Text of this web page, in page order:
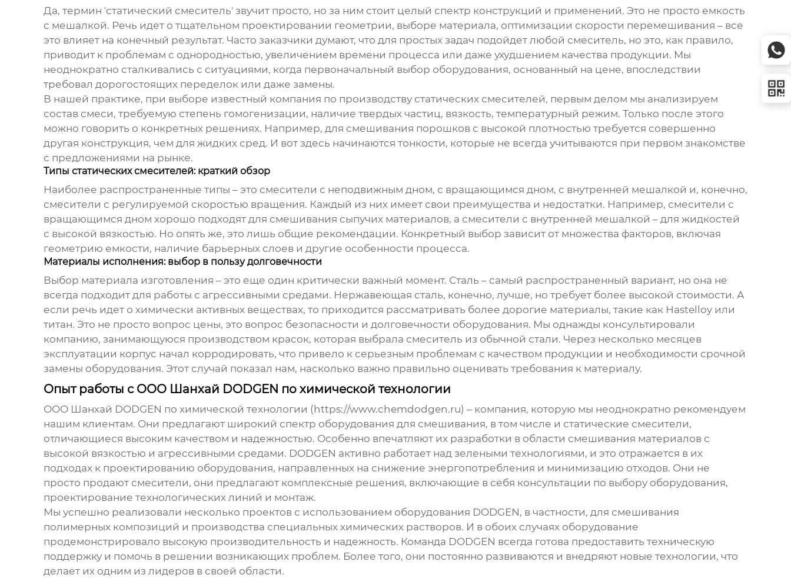
Да, термин 'статический смеситель' звучит просто, но за ним стоит целый спектр конструкций и применений. Это не просто емкость
с мешалкой. Речь идет о тщательном проектировании геометрии, выборе материала, оптимизации скорости перемешивания – все
это влияет на конечный результат. Часто заказчики думают, что для простых задач подойдет любой смеситель, но это, как правило,
приводит к проблемам с однородностью, увеличением времени процесса или даже ухудшением качества продукции. Мы
неоднократно сталкивались с ситуациями, когда первоначальный выбор оборудования, основанный на цене, впоследствии
требовал дорогостоящих переделок или даже замены.
В нашей практике, при выборе известный компания по производству статических смесителей, первым делом мы анализируем
состав смеси, требуемую степень гомогенизации, наличие твердых частиц, вязкость, температурный режим. Только после этого
можно говорить о конкретных решениях. Например, для смешивания порошков с высокой плотностью требуется совершенно
другая конструкция, чем для жидких сред. И вот здесь начинаются тонкости, которые не всегда учитываются при первом знакомстве
с предложениями на рынке.
Типы статических смесителей: краткий обзор
Наиболее распространенные типы – это смесители с неподвижным дном, с вращающимся дном, с внутренней мешалкой и, конечно,
смесители с регулируемой скоростью вращения. Каждый из них имеет свои преимущества и недостатки. Например, смесители с
вращающимся дном хорошо подходят для смешивания сыпучих материалов, а смесители с внутренней мешалкой – для жидкостей
с высокой вязкостью. Но опять же, это лишь общие рекомендации. Конкретный выбор зависит от множества факторов, включая
геометрию емкости, наличие барьерных слоев и другие особенности процесса.
Материалы исполнения: выбор в пользу долговечности
Выбор материала изготовления – это еще один критически важный момент. Сталь – самый распространенный вариант, но она не
всегда подходит для работы с агрессивными средами. Нержавеющая сталь, конечно, лучше, но требует более высокой стоимости. А
если речь идет о химически активных веществах, то приходится рассматривать более дорогие материалы, такие как Hastelloy или
титан. Это не просто вопрос цены, это вопрос безопасности и долговечности оборудования. Мы однажды консультировали
компанию, занимающуюся производством красок, которая выбрала смеситель из обычной стали. Через несколько месяцев
эксплуатации корпус начал корродировать, что привело к серьезным проблемам с качеством продукции и необходимости срочной
замены оборудования. Этот случай показал нам, насколько важно правильно оценивать требования к материалу.
Опыт работы с ООО Шанхай DODGEN по химической технологии
ООО Шанхай DODGEN по химической технологии (https://www.chemdodgen.ru) – компания, которую мы неоднократно рекомендуем
нашим клиентам. Они предлагают широкий спектр оборудования для смешивания, в том числе и статические смесители,
отличающиеся высоким качеством и надежностью. Особенно впечатляют их разработки в области смешивания материалов с
высокой вязкостью и агрессивными средами. DODGEN активно работает над зелеными технологиями, и это отражается в их
подходах к проектированию оборудования, направленных на снижение энергопотребления и минимизацию отходов. Они не
просто продают смесители, они предлагают комплексные решения, включающие в себя консультации по выбору оборудования,
проектирование технологических линий и монтаж.
Мы успешно реализовали несколько проектов с использованием оборудования DODGEN, в частности, для смешивания
полимерных композиций и производства специальных химических растворов. И в обоих случаях оборудование
продемонстрировало высокую производительность и надежность. Команда DODGEN всегда готова предоставить техническую
поддержку и помочь в решении возникающих проблем. Более того, они постоянно развиваются и внедряют новые технологии, что
делает их одним из лидеров в своей области.